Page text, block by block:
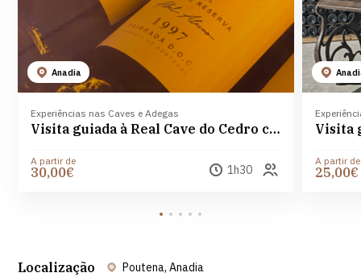
Anadia
Experiências nas Caves e Adegas
Visita guiada à Real Cave do Cedro com prova de 2 vinhos
A partir de
30,00€ 1h30
Visita
A partir de
25,00€
Localização Poutena, Anadia